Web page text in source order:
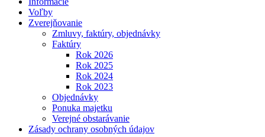
Voľby
Zverejňovanie
Zmluvy, faktúry, objednávky
Faktúry
Rok 2026
Rok 2025
Rok 2024
Rok 2023
Objednávky
Ponuka majetku
Verejné obstarávanie
Zásady ochrany osobných údajov